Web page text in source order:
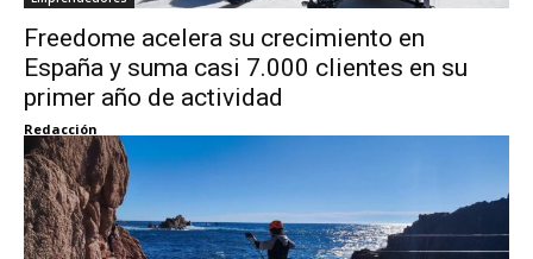
Freedome acelera su crecimiento en
España y suma casi 7.000 clientes en su
primer año de actividad
Redacción